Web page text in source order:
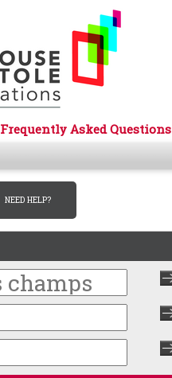
Frequently Asked Questions
NEED HELP?